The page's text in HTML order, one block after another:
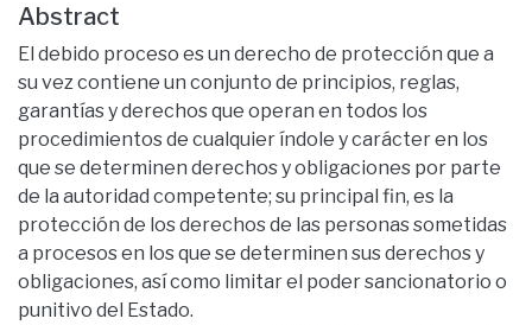
Abstract
El debido proceso es un derecho de protección que a
su vez contiene un conjunto de principios, reglas,
garantías y derechos que operan en todos los
procedimientos de cualquier índole y carácter en los
que se determinen derechos y obligaciones por parte
de la autoridad competente; su principal fin, es la
protección de los derechos de las personas sometidas
a procesos en los que se determinen sus derechos y
obligaciones, así como limitar el poder sancionatorio o
punitivo del Estado.